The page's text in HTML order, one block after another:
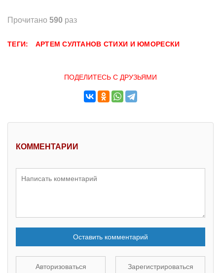
Прочитано 590 раз
ТЕГИ: АРТЕМ СУЛТАНОВ СТИХИ И ЮМОРЕСКИ
ПОДЕЛИТЕСЬ С ДРУЗЬЯМИ
КОММЕНТАРИИ
Оставить комментарий
Авторизоваться Зарегистрироваться